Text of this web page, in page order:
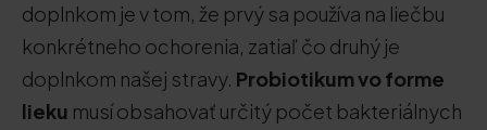
doplnkom je v tom, že prvý sa používa na liečbu
konkrétneho ochorenia, zatiaľ čo druhý je
doplnkom našej stravy. Probiotikum vo forme
lieku musí obsahovať určitý počet bakteriálnych